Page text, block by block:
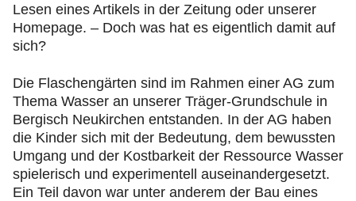
Lesen eines Artikels in der Zeitung oder unserer
Homepage. – Doch was hat es eigentlich damit auf
sich?
Die Flaschengärten sind im Rahmen einer AG zum
Thema Wasser an unserer Träger-Grundschule in
Bergisch Neukirchen entstanden. In der AG haben
die Kinder sich mit der Bedeutung, dem bewussten
Umgang und der Kostbarkeit der Ressource Wasser
spielerisch und experimentell auseinandergesetzt.
Ein Teil davon war unter anderem der Bau eines